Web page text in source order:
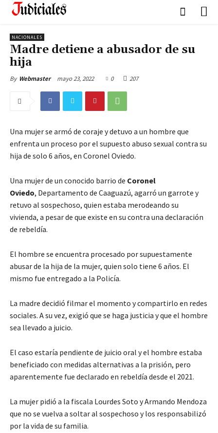
NACIONALES
Madre detiene a abusador de su
hija
By Webmaster mayo 23, 2022 0 207
Una mujer se armó de coraje y detuvo a un hombre que
enfrenta un proceso por el supuesto abuso sexual contra su
hija de solo 6 años, en Coronel Oviedo.
Una mujer de un conocido barrio de Coronel
Oviedo, Departamento de Caaguazú, agarró un garrote y
retuvo al sospechoso, quien estaba merodeando su
vivienda, a pesar de que existe en su contra una declaración
de rebeldía.
El hombre se encuentra procesado por supuestamente
abusar de la hija de la mujer, quien solo tiene 6 años. El
mismo fue entregado a la Policía.
La madre decidió filmar el momento y compartirlo en redes
sociales. A su vez, exigió que se haga justicia y que el hombre
sea llevado a juicio.
El caso estaría pendiente de juicio oral y el hombre estaba
beneficiado con medidas alternativas a la prisión, pero
aparentemente fue declarado en rebeldía desde el 2021.
La mujer pidió a la fiscala Lourdes Soto y Armando Mendoza
que no se vuelva a soltar al sospechoso y los responsabilizó
por la vida de su familia.